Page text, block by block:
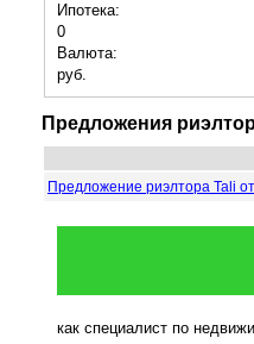
Ипотека:
0
Валюта:
руб.
Предложения
Предложение риэлтора Tali
как специалист по